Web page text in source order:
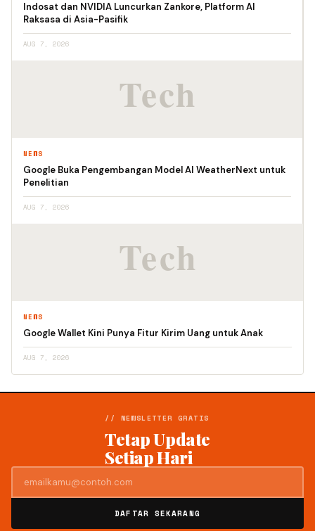
Indosat dan NVIDIA Luncurkan Zankore, Platform AI
Raksasa di Asia-Pasifik
AUG 7, 2026
NEWS
Google Buka Pengembangan Model AI WeatherNext untuk
Penelitian
AUG 7, 2026
NEWS
Google Wallet Kini Punya Fitur Kirim Uang untuk Anak
AUG 7, 2026
// NEWSLETTER GRATIS
Tetap Update
Setiap Hari
DAFTAR SEKARANG